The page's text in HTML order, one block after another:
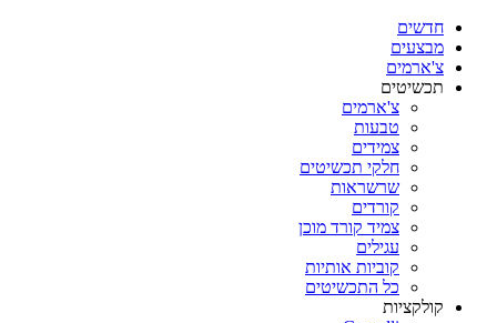
חדשים
מבצעים
צ'ארמים
תכשיטים
צ'ארמים
טבעות
צמידים
חלקי תכשיטים
שרשראות
קורדים
צמיד קורד מוכן
עגילים
קוביות אותיות
כל התכשיטים
קולקציות